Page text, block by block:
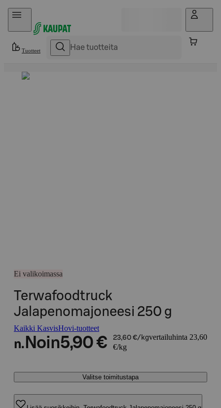
Hyppää sisältöön
Tuotteet
Ei valikoimassa
Terwafoodtruck
Jalapenomajoneesi 250 g
Kaikki KasvisHovi-tuotteet
n. Noin5,90 € 23,60 €/kgvertailuhinta 23,60
€/kg
Valitse toimitustapa